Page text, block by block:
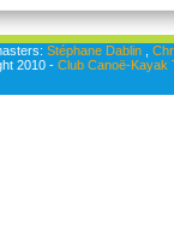
Stéphane Dablin,
2010 - Club Canoë-Kayak